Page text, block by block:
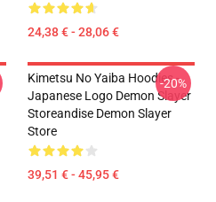
24,38 € - 28,06 €
Kimetsu No Yaiba Hoodies -
Japanese Logo Demon Slayer
Storeandise Demon Slayer
Store
39,51 € - 45,95 €
-20%